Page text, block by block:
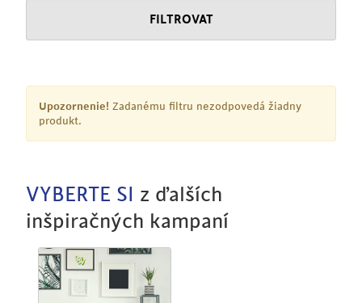
FILTROVAT
Upozornenie! Zadanému filtru nezodpovedá žiadny
produkt.
VYBERTE SI
z ďalších
inšpiračných kampaní